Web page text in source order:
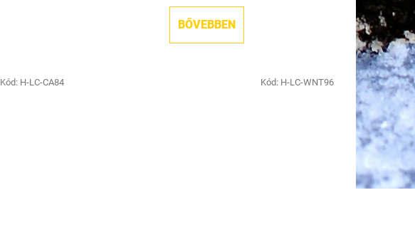
ből
BŐVEBBEN
Kód: H-LC-CA84 Kód: H-LC-WNT96